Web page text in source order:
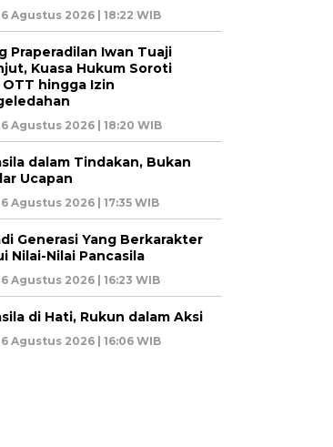
Agustus 2026 | 18:22 WIB
Praperadilan Iwan Tuaji
Kuasa Hukum Soroti
OTT hingga Izin
Agustus 2026 | 18:20 WIB
dalam Tindakan, Bukan
Ucapan
Agustus 2026 | 17:35 WIB
Generasi Yang Berkarakter
Nilai-Nilai Pancasila
Agustus 2026 | 16:23 WIB
di Hati, Rukun dalam Aksi
Agustus 2026 | 16:06 WIB